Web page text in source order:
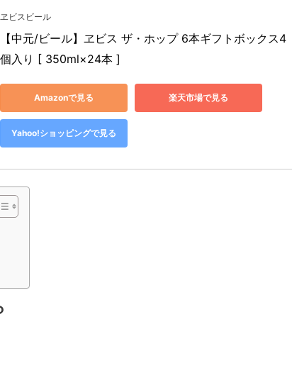
ヱビスビール
【中元/ビール】ヱビス ザ・ホップ 6本ギフトボックス4
個入り [ 350ml×24本 ]
Amazonで見る 楽天市場で見る
Yahoo!ショッピングで見る